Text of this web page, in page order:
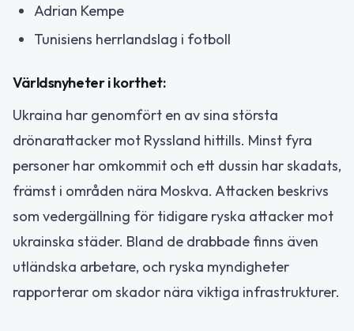
Adrian Kempe
Tunisiens herrlandslag i fotboll
Världsnyheter i korthet:
Ukraina har genomfört en av sina största
drönarattacker mot Ryssland hittills. Minst fyra
personer har omkommit och ett dussin har skadats,
främst i områden nära Moskva. Attacken beskrivs
som vedergällning för tidigare ryska attacker mot
ukrainska städer. Bland de drabbade finns även
utländska arbetare, och ryska myndigheter
rapporterar om skador nära viktiga infrastrukturer.